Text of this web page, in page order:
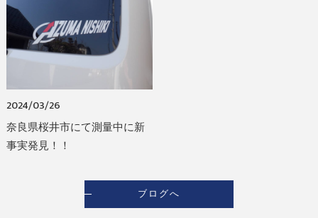
2024/03/26
奈良県桜井市にて測量中に新
事実発見！！
ブログへ